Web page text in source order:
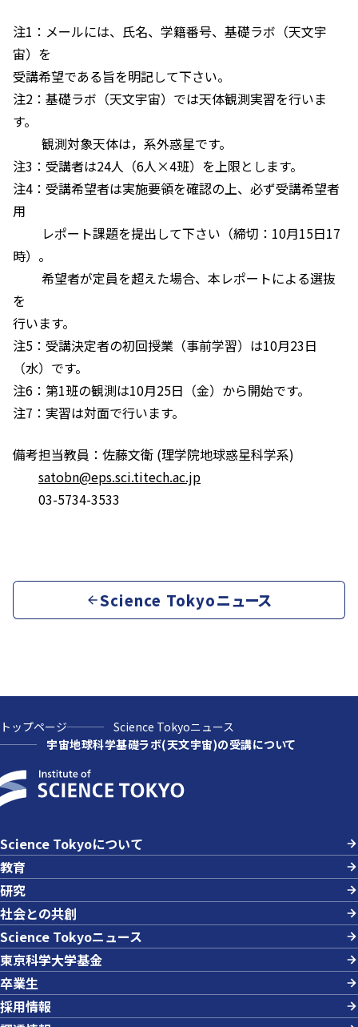
注1：メールには、氏名、学籍番号、基礎ラボ（天文宇
宙）を
受講希望である旨を明記して下さい。
注2：基礎ラボ（天文宇宙）では天体観測実習を行いま
す。
観測対象天体は，系外惑星です。
注3：受講者は24人（6人×4班）を上限とします。
注4：受講希望者は実施要領を確認の上、必ず受講希望者
用
レポート課題を提出して下さい（締切：10月15日17
時）。
希望者が定員を超えた場合、本レポートによる選抜
を
行います。
注5：受講決定者の初回授業（事前学習）は10月23日
（水）です。
注6：第1班の観測は10月25日（金）から開始です。
注7：実習は対面で行います。
備考担当教員：佐藤文衛 (理学院地球惑星科学系)
satobn@eps.sci.titech.ac.jp
03-5734-3533
Science Tokyoニュース
トップページ
Science Tokyoニュース
宇宙地球科学基礎ラボ(天文宇宙)の受講について
Science Tokyoについて
教育
研究
社会との共創
Science Tokyoニュース
東京科学大学基金
卒業生
採用情報